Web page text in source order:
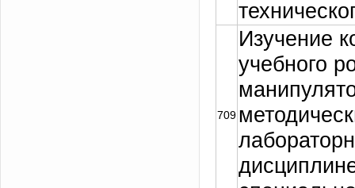
709
Изучение
учебного